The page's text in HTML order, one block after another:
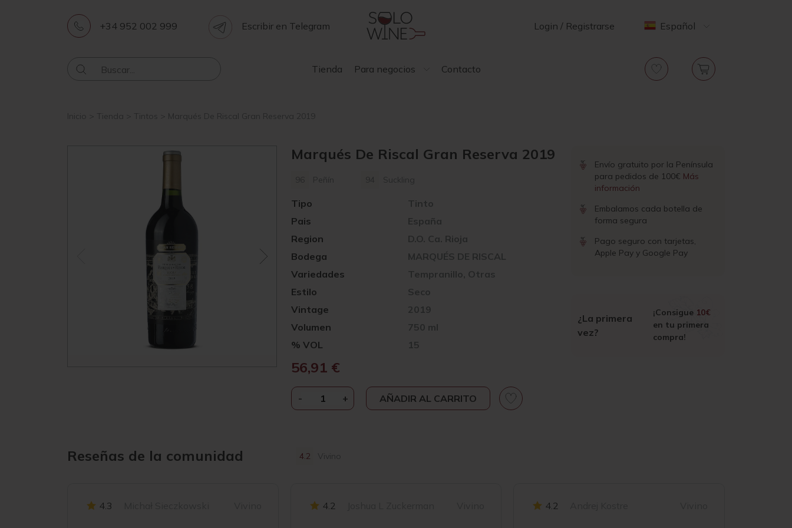
+34 952 002 999 Escribir en Telegram Login / Registrarse Español
Tienda Para negocios Contacto
Inicio Tienda Tintos Marqués De Riscal Gran Reserva 2019
Marqués De Riscal Gran Reserva 2019
Peñín Suckling
Pais España
Vintage 2019
Region D.O. Ca. Rioja
Volumen 750 ml
Bodega MARQUÉS DE RISCAL
% VOL 15
Variedades Tempranillo, Otras
Tipo Tinto
Estilo Seco
56,91 €
-MARQUÉS
DE
RESERVA
+ AÑADIR AL CARRITO
Envío gratuito por la Península
para pedidos de 100€ Más
información
Embalamos cada botella de
forma segura
Pago seguro con tarjetas,
Apple Pay y Google Pay
¿La primera
vez?
¡Consigue 10€
en tu primera
compra!
Reseñas de la comunidad 4.2 Vivino
4.3 4.2 4.2